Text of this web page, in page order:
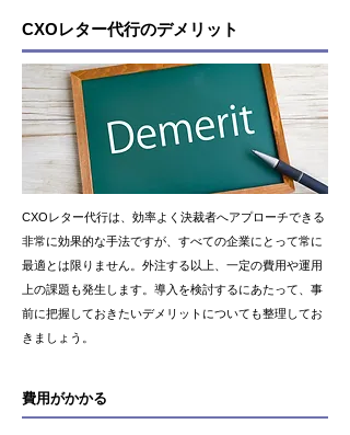
CXOレター代行のデメリット
CXOレター代行は、効率よく決裁者へアプローチできる
非常に効果的な手法ですが、すべての企業にとって常に
最適とは限りません。外注する以上、一定の費用や運用
上の課題も発生します。導入を検討するにあたって、事
前に把握しておきたいデメリットについても整理してお
きましょう。
費用がかかる